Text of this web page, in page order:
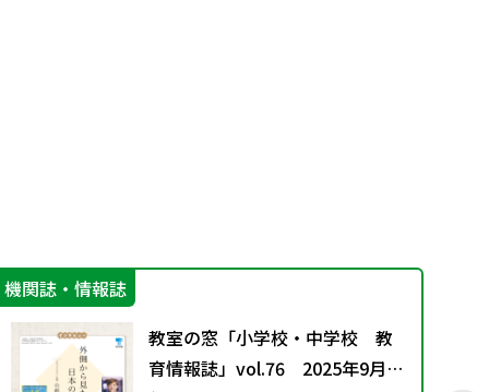
機関誌・情報誌
教室の窓「小学校・中学校 教
育情報誌」vol.76 2025年9月発